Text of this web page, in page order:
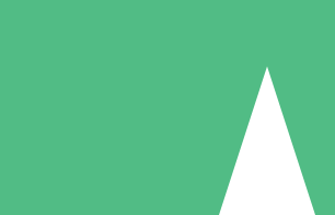
Individuella
per användning med nedladdningskrediter.
5 Nedladdningar